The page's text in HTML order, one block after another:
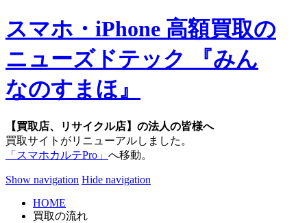
スマホ・iPhone 高額買取の
ニューズドテック 『みん
なのすまほ』
【買取店、リサイクル店】の法人の皆様へ
買取サイトがリニューアルしました。
「スマホカルテPro」 へ移動。
Show navigation Hide navigation
HOME
買取の流れ